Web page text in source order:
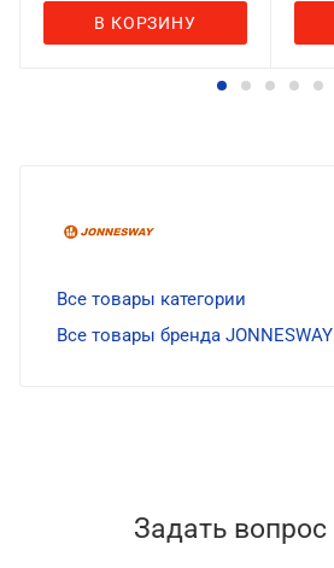
В КОРЗИНУ
Все товары категории
Все товары бренда JONNESWAY
Задать вопрос